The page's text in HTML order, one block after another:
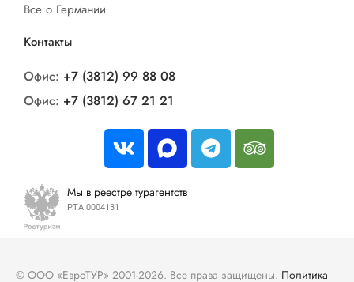
Все о Германии
Контакты
Офис: +7 (3812) 99 88 08
Офис: +7 (3812) 67 21 21
Мы в реестре турагентств
РТА 0004131
© ООО «ЕвроТУР» 2001-2026. Все права защищены. Политика